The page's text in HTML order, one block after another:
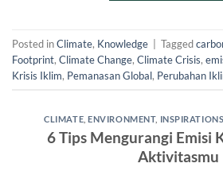
Posted inClimate, Knowledge | Tagged
Footprint, Climate Change, Climate Crisis,
Krisis Iklim, Pemanasan Global, Perubahan
CLIMATE ,ENVIRONMENT, INSPIRATIONS
6 Tips Mengurangi Emisi
Aktivitasmu